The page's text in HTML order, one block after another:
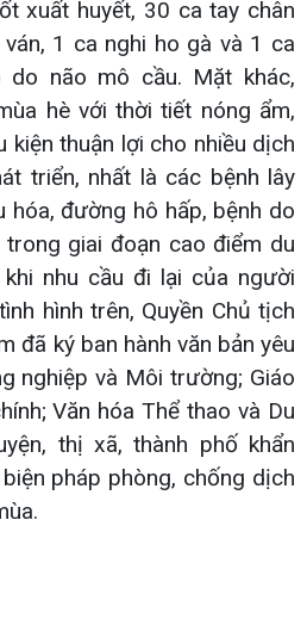
xuất huyết, 30 ca tay chân
1 ca nghi ho gà và 1 ca
do não mô cầu. Mặt khác,
hè với thời tiết nóng ẩm,
kiện thuận lợi cho nhiều dịch
triển, nhất là các bệnh lây
hóa, đường hô hấp, bệnh do
giai đoạn cao điểm du
nhu cầu đi lại của người
hình trên, Quyền Chủ tịch
đã ký ban hành văn bản yêu
nghiệp và Môi trường; Giáo
Văn hóa Thể thao và Du
thị xã, thành phố khẩn
pháp phòng, chống dịch